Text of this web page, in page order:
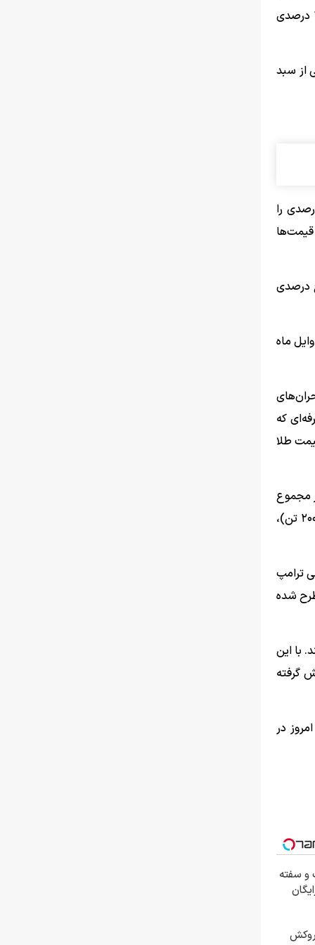
نوشت که قیمت طلا احتمالا سقف تاریخی خود را لمس کرده و این احتمال وجود دارد که تنها ظرف دو ماه آینده با کاهش ۱۲ تا ۱۵ درصدی
از سبد
شرکت خدمات مالی «مورنینگ‌استار» مستقر در شیکاگوی آمریکا پیش‌تر کاهش ۳۸ درصدی را
قیمت‌ها
درصدی
این کشور اوایل ماه
که
طلا
مجموع
حدود هزار و ۶۰۰ تا هزار و ۷۰۰ تن تقاضای جهانی طلا را تشکیل می‌دهند. این تقاضا به مراتب بالاتر از کشورهایی همچون آمریکا(۲۰۰ تن)،
ترامپ
شده
با این
تنش را در پیش گرفته
در
و سفته
+ روکش